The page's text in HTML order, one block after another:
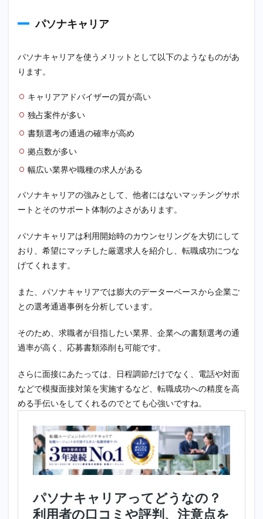
パソナキャリア
パソナキャリアを使うメリットとして以下のようなものがあ
ります。
キャリアアドバイザーの質が高い
独占案件が多い
書類選考の通過の確率が高め
拠点数が多い
幅広い業界や職種の求人がある
パソナキャリアの強みとして、他者にはないマッチングサポ
ートとそのサポート体制のよさがあります。
パソナキャリアは利用開始時のカウンセリングを大切にして
おり、希望にマッチした厳選求人を紹介し、転職成功につな
げてくれます。
また、パソナキャリアでは膨大のデーターベースから企業ご
との選考通過事例を分析しています。
そのため、求職者が目指したい業界、企業への書類選考の通
過率が高く、応募書類添削も可能です。
さらに面接にあたっては、日程調節だけでなく、電話や対面
などで模擬面接対策を実施するなど、転職成功への精度を高
める手伝いをしてくれるのでとても心強いですね。